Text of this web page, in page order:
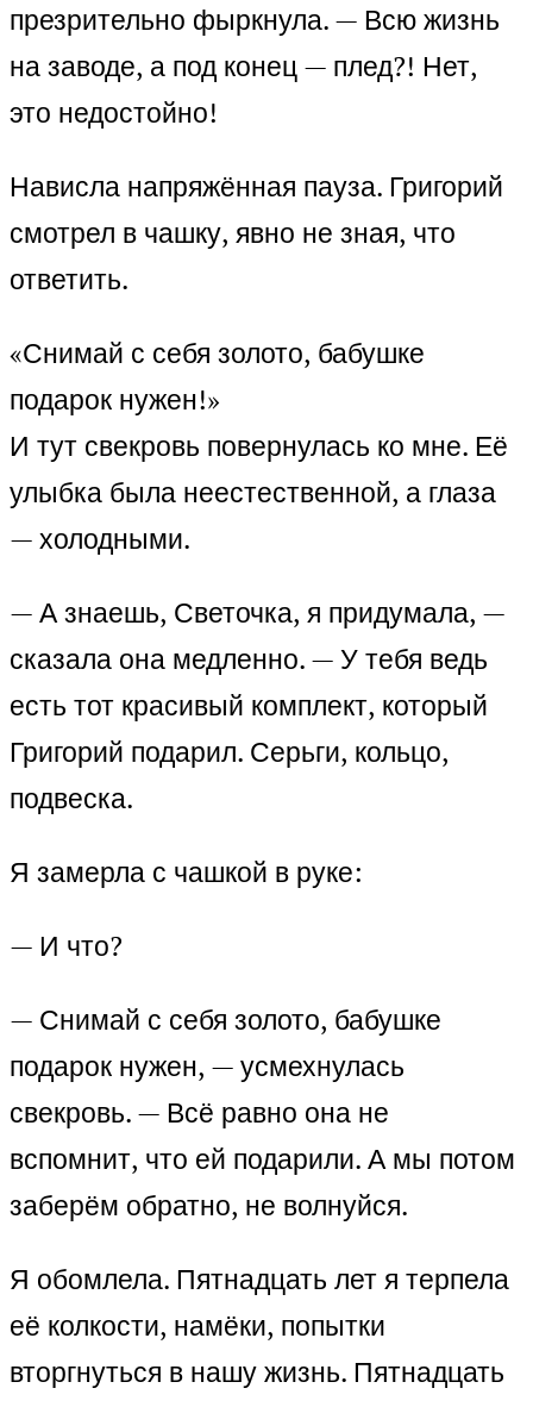
презрительно фыркнула. — Всю жизнь
на заводе, а под конец — плед?! Нет,
это недостойно!
Нависла напряжённая пауза. Григорий
смотрел в чашку, явно не зная, что
ответить.
«Снимай с себя золото, бабушке
подарок нужен!»
И тут свекровь повернулась ко мне. Её
улыбка была неестественной, а глаза
— холодными.
— А знаешь, Светочка, я придумала, —
сказала она медленно. — У тебя ведь
есть тот красивый комплект, который
Григорий подарил. Серьги, кольцо,
подвеска.
Я замерла с чашкой в руке:
— И что?
— Снимай с себя золото, бабушке
подарок нужен, — усмехнулась
свекровь. — Всё равно она не
вспомнит, что ей подарили. А мы потом
заберём обратно, не волнуйся.
Я обомлела. Пятнадцать лет я терпела
её колкости, намёки, попытки
вторгнуться в нашу жизнь. Пятнадцать